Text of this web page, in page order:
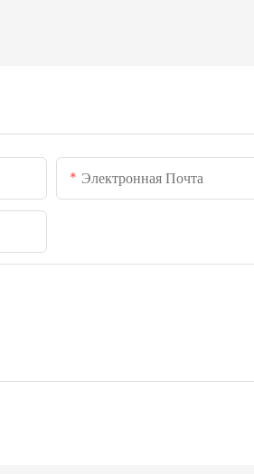
Электронная Почта